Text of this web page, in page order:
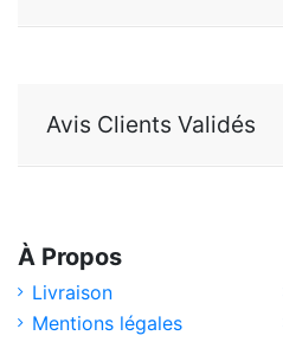
Avis Clients Validés
À Propos
Livraison
Mentions légales